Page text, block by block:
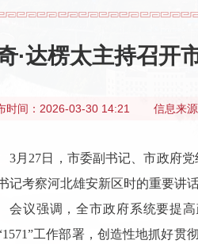
·达楞太主持召开
时间： 2026-03-30 14:21 信息来源
3月27日，市委副书记、市政府
记考察河北雄安新区时的重要讲
会议强调，全市政府系统要提
工作部署，创造性地抓好